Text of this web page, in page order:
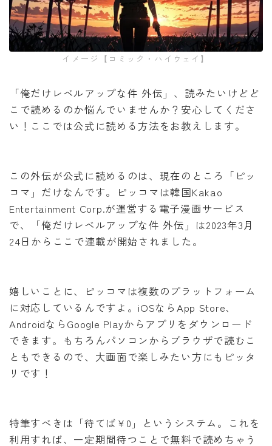
イメージ【コミック・ハイウェイ】
「俺だけレベルアップな件 外伝」、読みたいけどど
こで読めるのか悩んでいませんか？安心してくださ
い！ここでは公式に読める方法をお教えします。
この外伝が公式に読めるのは、現在のところ「ピッ
コマ」だけなんです。ピッコマは韓国Kakao
Entertainment Corp.が運営する電子漫画サービス
で、「俺だけレベルアップな件 外伝」は2023年3月
24日からここで連載が開始されました。
嬉しいことに、ピッコマは複数のプラットフォーム
に対応しているんですよ。iOSならApp Store、
AndroidならGoogle Playからアプリをダウンロード
できます。もちろんパソコンからブラウザで読むこ
ともできるので、大画面で楽しみたい方にもピッタ
リです！
特筆すべきは「待てば¥0」というシステム。これを
利用すれば、一定期間待つことで無料で読めちゃう